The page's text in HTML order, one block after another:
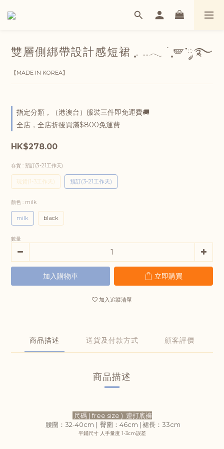
雙層側綁帶設計感短裙 ִֶָ. ..𓂃 ࣪ ִֶָ🪽་༘࿐
【MADE IN KOREA】
指定分類，（港澳台）服裝三件即免運費🚚
全店，全店折後買滿$800免運費
HK$278.00
存貨 : 預訂(3-21工作天)
現貨(1-3工作天) 預訂(3-21工作天)
顏色 : milk
milk black
數量
加入購物車 立即購買
加入追蹤清單
商品描述 送貨及付款方式 顧客評價
商品描述
尺碼 ( free size ) 連打㡳褲
腰圍：32-40cm | 臀圍：46cm | 裙長：33cm
平鋪尺寸 人手量度 1-3cm誤差